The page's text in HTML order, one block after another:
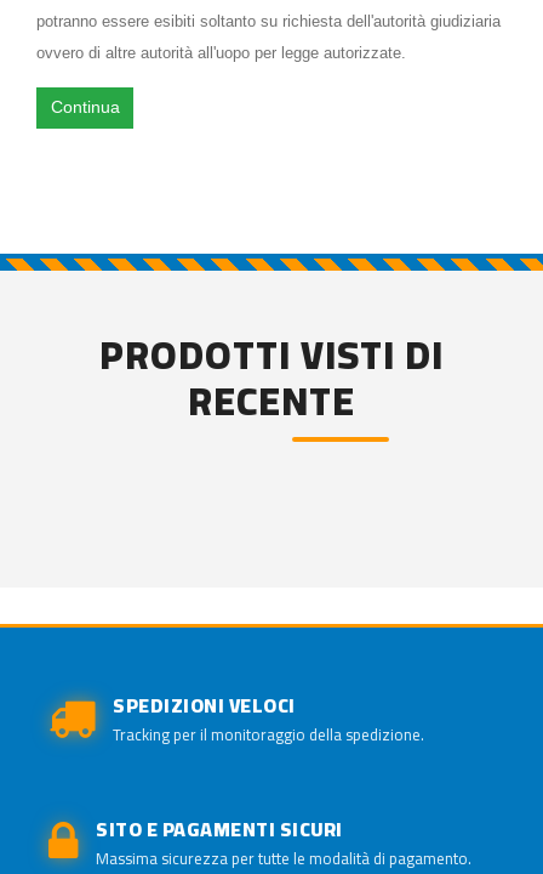
potranno essere esibiti soltanto su richiesta dell'autorità giudiziaria
ovvero di altre autorità all'uopo per legge autorizzate.
Continua
PRODOTTI VISTI DI
RECENTE
SPEDIZIONI VELOCI
Tracking per il monitoraggio della spedizione.
SITO E PAGAMENTI SICURI
Massima sicurezza per tutte le modalità di pagamento.